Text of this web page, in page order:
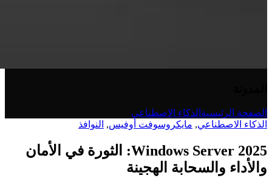
الصفحة الرئيسية الذكاء الاصطناعي
الذكاء الاصطناعي, مايكروسوفت أوفيس, النوافذ
Windows Server 2025: الثورة في الأمان
والأداء والسحابة الهجينة